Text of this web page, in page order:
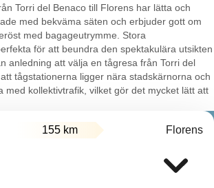
Torri del Benaco till Florens har lätta och
med bekväma säten och erbjuder gott om
med bagageutrymme. Stora
för att beundra den spektakulära utsikten
anledning att välja en tågresa från Torri del
tågstationerna ligger nära stadskärnorna och
med kollektivtrafik, vilket gör det mycket lätt att
155 km Florens